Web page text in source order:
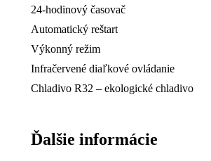
24-hodinový časovač
Automatický reštart
Výkonný režim
Infračervené diaľkové ovládanie
Chladivo R32 – ekologické chladivo
Ďalšie informácie